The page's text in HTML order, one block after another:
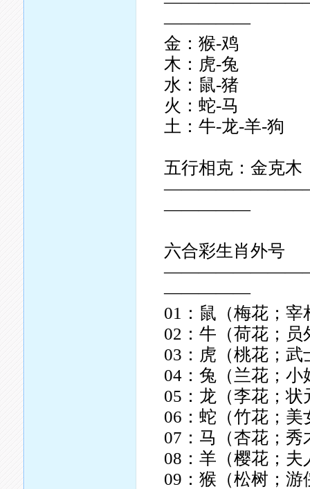
—————
金：猴-鸡
木：虎-兔
水：鼠-猪
火：蛇-马
土：牛-龙-羊-狗
五行相克：金克木
—————
六合彩生肖外号
—————
01：鼠（梅花；
02：牛（荷花；
03：虎（桃花；
04：兔（兰花；
05：龙（李花；
06：蛇（竹花；
07：马（杏花；
08：羊（樱花；
09：猴（松树；